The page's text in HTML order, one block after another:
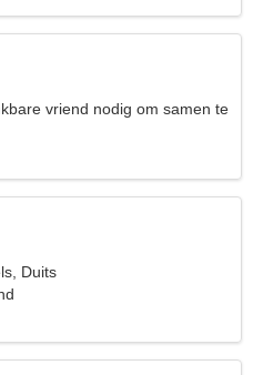
vriend nodig om samen te
Duits